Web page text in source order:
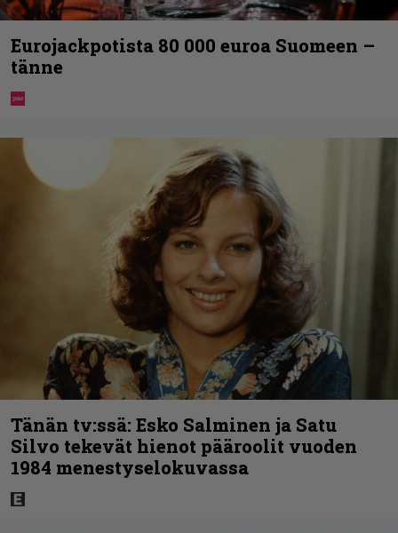
Eurojackpotista 80 000 euroa Suomeen –
tänne
Tänän tv:ssä: Esko Salminen ja Satu
Silvo tekevät hienot pääroolit vuoden
1984 menestyselokuvassa